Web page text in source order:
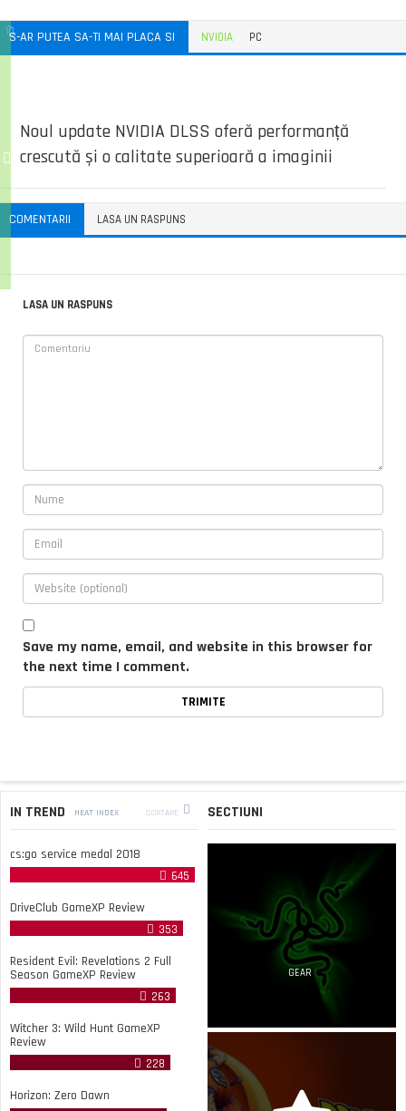
S-AR PUTEA SA-TI MAI PLACA SI NVIDIA PC
Noul update NVIDIA DLSS oferă performanță
crescută și o calitate superioară a imaginii
COMENTARII LASA UN RASPUNS
LASA UN RASPUNS
Save my name, email, and website in this browser for
the next time I comment.
IN TREND HEAT INDEX SORTARE
cs:go service medal 2018
645
DriveClub GameXP Review
353
Resident Evil: Revelations 2 Full
Season GameXP Review
263
Witcher 3: Wild Hunt GameXP
Review
228
Horizon: Zero Dawn
SECTIUNI
GEAR